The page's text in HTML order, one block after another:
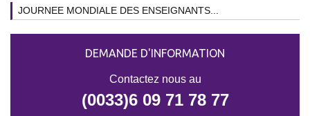
JOURNEE MONDIALE DES ENSEIGNANTS...
DEMANDE D'INFORMATION
Contactez nous au
(0033)6 09 71 78 77